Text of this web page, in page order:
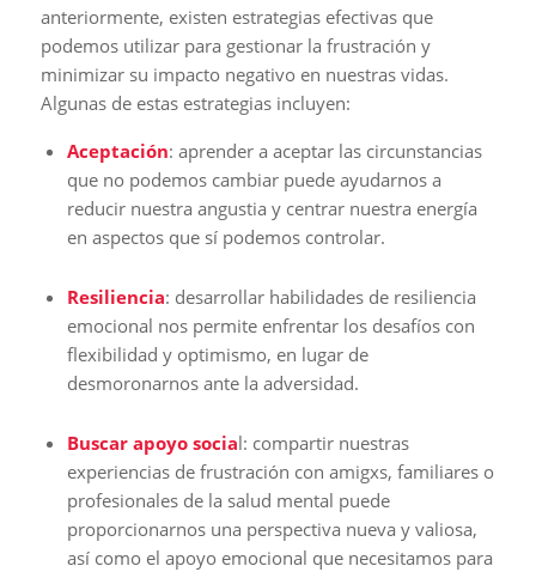
anteriormente, existen estrategias efectivas que
podemos utilizar para gestionar la frustración y
minimizar su impacto negativo en nuestras vidas.
Algunas de estas estrategias incluyen:
Aceptación: aprender a aceptar las circunstancias
que no podemos cambiar puede ayudarnos a
reducir nuestra angustia y centrar nuestra energía
en aspectos que sí podemos controlar.
Resiliencia: desarrollar habilidades de resiliencia
emocional nos permite enfrentar los desafíos con
flexibilidad y optimismo, en lugar de
desmoronarnos ante la adversidad.
Buscar apoyo social: compartir nuestras
experiencias de frustración con amigxs, familiares o
profesionales de la salud mental puede
proporcionarnos una perspectiva nueva y valiosa,
así como el apoyo emocional que necesitamos para